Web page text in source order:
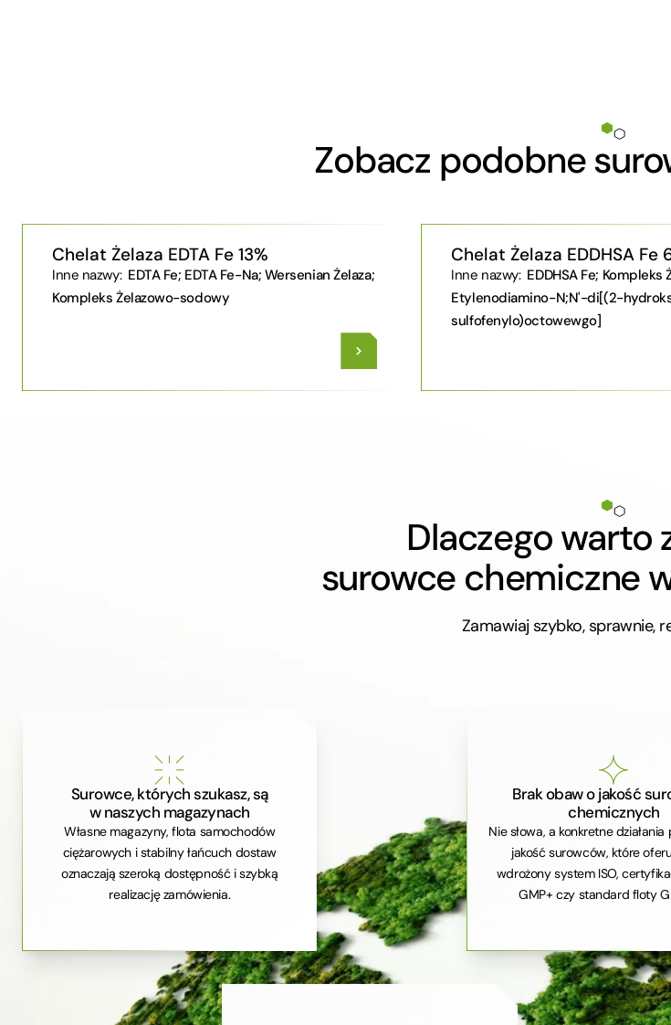
Zobacz podobne
Chelat Żelaza EDTA Fe 13%
Inne nazwy: EDTA Fe; EDTA Fe-Na; Wersenian Żelaza;
Kompleks Żelazowo-sodowy
Chelat Żelaza EDDHSA Fe
Inne nazwy: EDDHSA Fe; Kompleks
Etylenodiamino-N;N'-di[(2-
sulfofenylo)octowewgo]
Dlaczego warto
surowce chemiczne
Zamawiaj szybko, sprawnie,
Surowce, których szukasz, są
w naszych magazynach
Własne magazyny, flota samochodów
ciężarowych i stabilny łańcuch dostaw
oznaczają szeroką dostępność i szybką
realizację zamówienia.
Brak obaw o jakość
chemicznych
Nie słowa, a konkretne
jakość surowców, które
wdrożony system ISO,
GMP+ czy standard floty